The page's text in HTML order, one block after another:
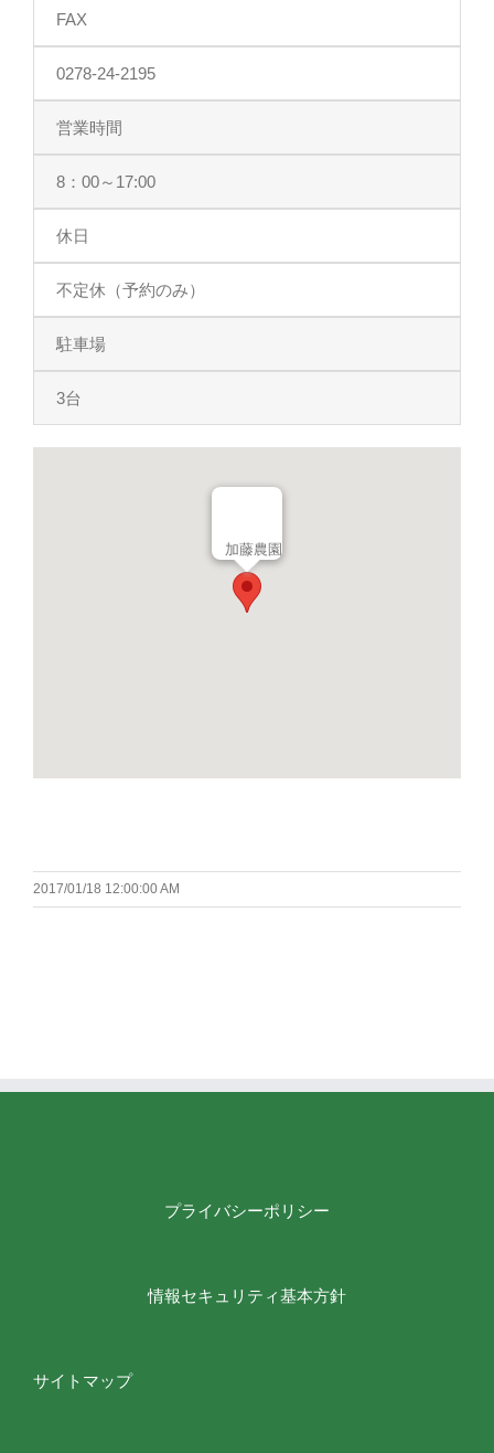
FAX
0278-24-2195
営業時間
8：00～17:00
休日
不定休（予約のみ）
駐車場
3台
加藤農園
2017/01/18 12:00:00 AM
プライバシーポリシー
情報セキュリティ基本方針
サイトマップ